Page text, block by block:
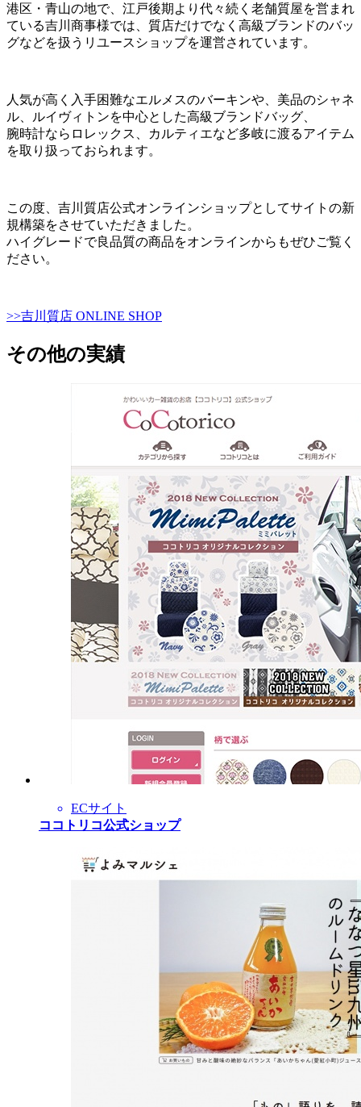
港区・青山の地で、江戸後期より代々続く老舗質屋を営まれ
ている吉川商事様では、質店だけでなく高級ブランドのバッ
グなどを扱うリユースショップを運営されています。
人気が高く入手困難なエルメスのバーキンや、美品のシャネ
ル、ルイヴィトンを中心とした高級ブランドバッグ、
腕時計ならロレックス、カルティエなど多岐に渡るアイテム
を取り扱っておられます。
この度、吉川質店公式オンラインショップとしてサイトの新
規構築をさせていただきました。
ハイグレードで良品質の商品をオンラインからもぜひご覧く
ださい。
>>吉川質店 ONLINE SHOP
その他の実績
ECサイト
ココトリコ公式ショップ